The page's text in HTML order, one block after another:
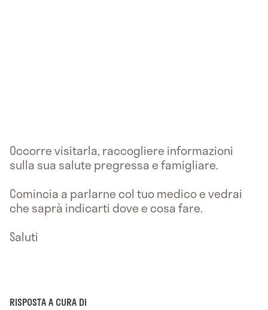
Occorre visitarla, raccogliere informazioni
sulla sua salute pregressa e famigliare.
Comincia a parlarne col tuo medico e vedrai
che saprà indicarti dove e cosa fare.
Saluti
RISPOSTA A CURA DI